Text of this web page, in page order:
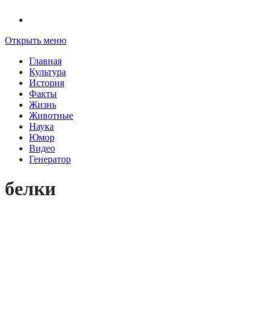
Открыть меню
Главная
Культура
История
Факты
Жизнь
Животные
Наука
Юмор
Видео
Генератор
белки